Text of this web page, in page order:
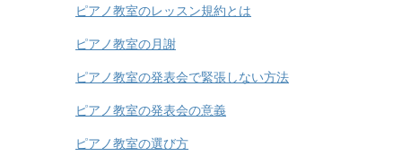
ピアノ教室のレッスン規約とは
ピアノ教室の月謝
ピアノ教室の発表会で緊張しない方法
ピアノ教室の発表会の意義
ピアノ教室の選び方